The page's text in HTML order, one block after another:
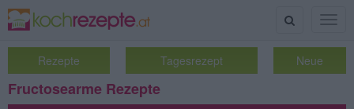
Suche
Rezepte Tagesrezept Neue
Fructosearme Rezepte